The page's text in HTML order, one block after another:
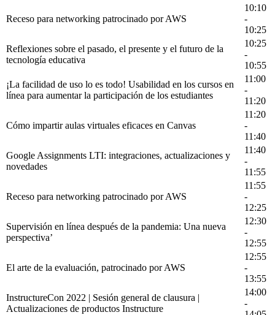
Receso para networking patrocinado por AWS
10:10
-
10:25
Reflexiones sobre el pasado, el presente y el futuro de la
tecnología educativa
10:25
-
10:55
¡La facilidad de uso lo es todo! Usabilidad en los cursos en
línea para aumentar la participación de los estudiantes
11:00
-
11:20
Cómo impartir aulas virtuales eficaces en Canvas
11:20
-
11:40
Google Assignments LTI: integraciones, actualizaciones y
novedades
11:40
-
11:55
Receso para networking patrocinado por AWS
11:55
-
12:25
Supervisión en línea después de la pandemia: Una nueva
perspectiva’
12:30
-
12:55
El arte de la evaluación, patrocinado por AWS
12:55
-
13:55
InstructureCon 2022 | Sesión general de clausura |
Actualizaciones de productos Instructure
14:00
-